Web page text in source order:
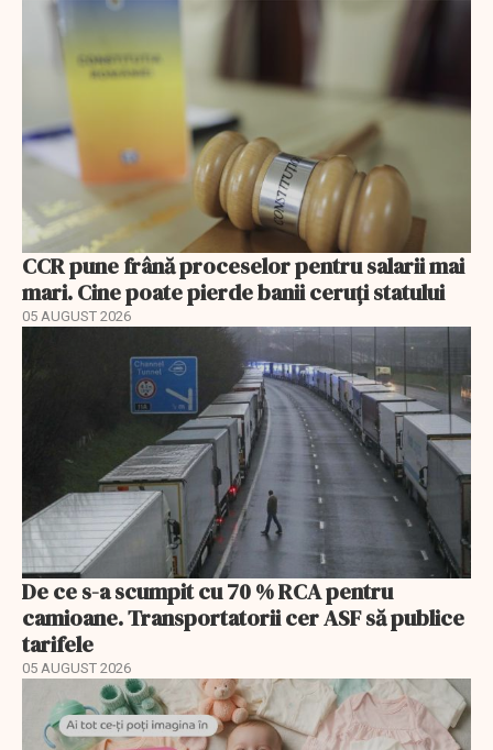
CCR pune frână proceselor pentru salarii mai
mari. Cine poate pierde banii ceruți statului
05 AUGUST 2026
De ce s-a scumpit cu 70 % RCA pentru
camioane. Transportatorii cer ASF să publice
tarifele
05 AUGUST 2026